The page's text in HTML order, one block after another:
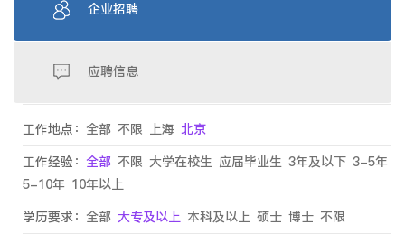
企业招聘
应聘信息
工作地点： 全部 不限 上海 北京
工作经验： 全部 不限 大学在校生 应届毕业生 3年及以下 3-5年
5-10年 10年以上
学历要求： 全部 大专及以上 本科及以上 硕士 博士 不限